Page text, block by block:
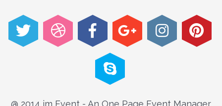
@ 2014 im Event - An One Page Event Manager